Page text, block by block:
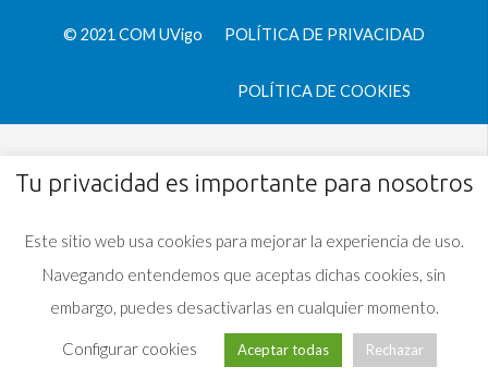
© 2021 COM UVigo POLÍTICA DE PRIVACIDAD
POLÍTICA DE COOKIES
Tu privacidad es importante para nosotros
Este sitio web usa cookies para mejorar la experiencia de uso.
Navegando entendemos que aceptas dichas cookies, sin
embargo, puedes desactivarlas en cualquier momento.
Configurar cookies Aceptar todas Rechazar